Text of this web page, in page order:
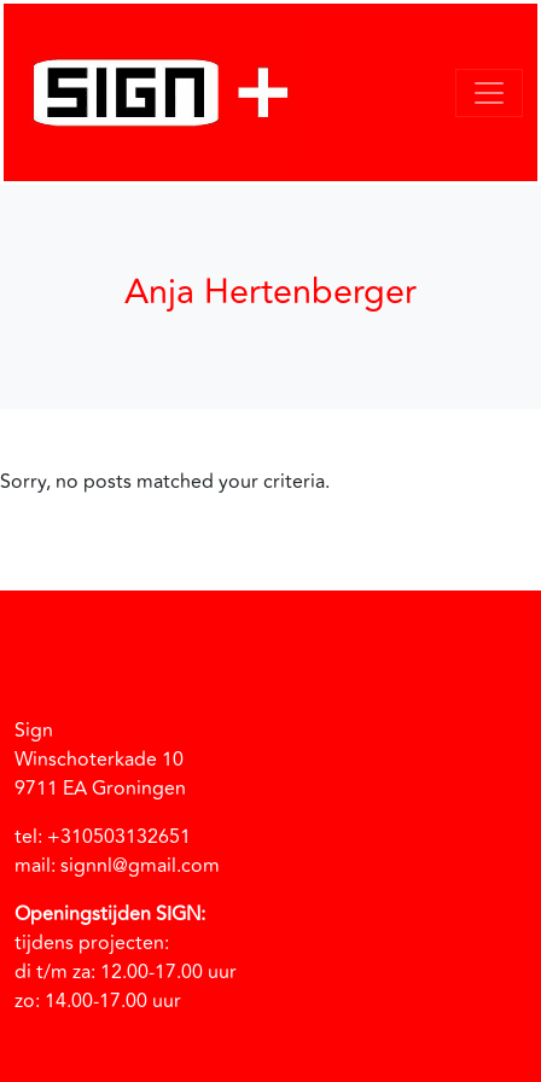
Anja Hertenberger
Sorry, no posts matched your criteria.
Sign
Winschoterkade 10
9711 EA Groningen
tel: +310503132651
mail: signnl@gmail.com
Openingstijden SIGN:
tijdens projecten:
di t/m za: 12.00-17.00 uur
zo: 14.00-17.00 uur